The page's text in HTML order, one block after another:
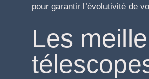
pour garantir l’évolutivité de
Les